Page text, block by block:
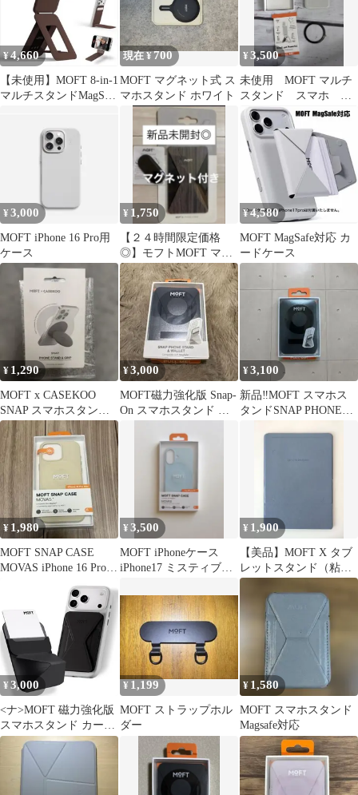
¥4,660
【未使用】MOFT 8-in-1
マルチスタンドMagSafe
現在 ¥700
MOFT マグネット式 ス
マホスタンド ホワイト
¥3,500
未使用 MOFT マルチ
スタンド スマホ 撮
影用 三脚 持ち運
び ホワイト
¥3,000
MOFT iPhone 16 Pro用
ケース
¥ 1,750
【２４時間限定価格
◎】モフトMOFT マグ
ネット付き スマホス
タンド粘着式
¥4,580
MOFT MagSafe対応 カ
ードケース
¥ 1,290
MOFT x CASEKOO
SNAP スマホスタンド
＆グリップ
¥3,000
MOFT磁力強化版 Snap-
On スマホスタンド ミ
¥3,100
新品‼️MOFT スマホス
タンドSNAP PHONE
¥ 1,980
MOFT SNAP CASE
MOVAS iPhone 16 Pro
¥3,500
MOFT iPhoneケース
iPhone17 ミスティブル
¥ 1,900
【美品】MOFT X タブ
レットスタンド（粘着
タイプ）
¥3,000
<ナ>MOFT 磁力強化版
スマホスタンド カード
ケース MagSafe対応 マ
グネット カード収納 ウ
ォレットスタンド スマ
ホグリップ 薄型軽量
¥ 1,199
MOFT ストラップホル
ダー
¥ 1,580
MOFT スマホスタンド
Magsafe対応